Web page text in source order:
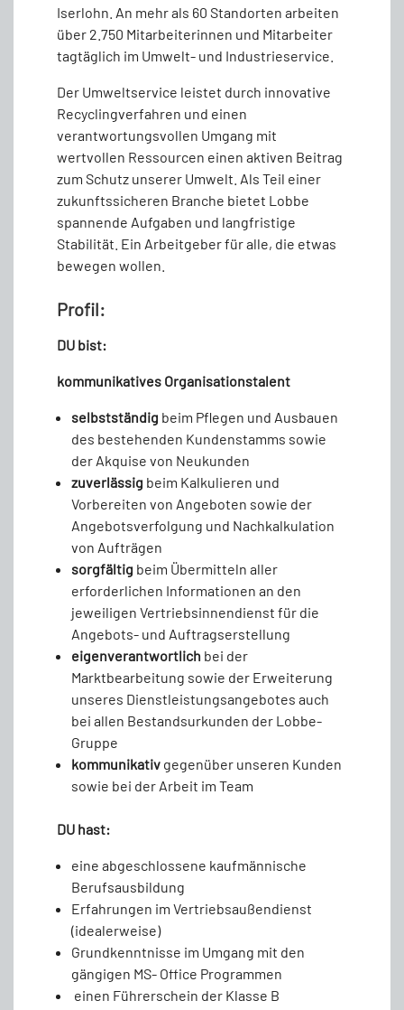
Iserlohn. An mehr als 60 Standorten arbeiten
über 2.750 Mitarbeiterinnen und Mitarbeiter
tagtäglich im Umwelt- und Industrieservice.
Der Umweltservice leistet durch innovative
Recyclingverfahren und einen
verantwortungsvollen Umgang mit
wertvollen Ressourcen einen aktiven Beitrag
zum Schutz unserer Umwelt. Als Teil einer
zukunftssicheren Branche bietet Lobbe
spannende Aufgaben und langfristige
Stabilität. Ein Arbeitgeber für alle, die etwas
bewegen wollen.
Profil:
DU bist:
kommunikatives Organisationstalent
selbstständig beim Pflegen und Ausbauen
des bestehenden Kundenstamms sowie
der Akquise von Neukunden
zuverlässig beim Kalkulieren und
Vorbereiten von Angeboten sowie der
Angebotsverfolgung und Nachkalkulation
von Aufträgen
sorgfältig beim Übermitteln aller
erforderlichen Informationen an den
jeweiligen Vertriebsinnendienst für die
Angebots- und Auftragserstellung
eigenverantwortlich bei der
Marktbearbeitung sowie der Erweiterung
unseres Dienstleistungsangebotes auch
bei allen Bestandsurkunden der Lobbe-
Gruppe
kommunikativ gegenüber unseren Kunden
sowie bei der Arbeit im Team
DU hast:
eine abgeschlossene kaufmännische
Berufsausbildung
Erfahrungen im Vertriebsaußendienst
(idealerweise)
Grundkenntnisse im Umgang mit den
gängigen MS- Office Programmen
einen Führerschein der Klasse B